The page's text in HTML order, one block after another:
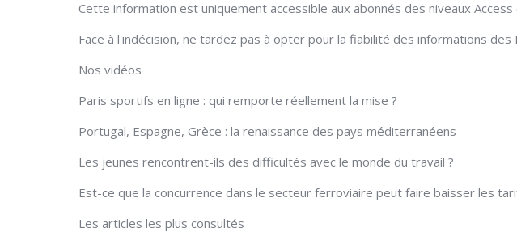
Cette information est uniquement accessible aux abonnés des niveaux Access
Face à l'indécision, ne tardez pas à opter pour la fiabilité des informations des
Nos vidéos
Paris sportifs en ligne : qui remporte réellement la mise ?
Portugal, Espagne, Grèce : la renaissance des pays méditerranéens
Les jeunes rencontrent-ils des difficultés avec le monde du travail ?
Est-ce que la concurrence dans le secteur ferroviaire peut faire baisser les
Les articles les plus consultés